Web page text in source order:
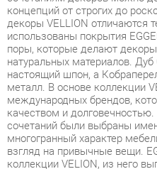
поры, которые делают декоры
натуральных материалов. Дуб
настоящий шпон, а
металл. В основе коллекции
международных брендов,
качеством и долговечностью.
сочетаний были выбраны
многогранный характер
взгляд на привычные вещи.
коллекции VELION, из него
Мебель в декоре Кобра
фурнитурой бронзового
дополнена матовой черной
EVOSOFT декор столешниц и